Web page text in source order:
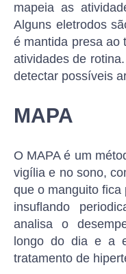
mapeia as
Alguns eletrodos
é mantida presa ao
atividades de
detectar possíveis
MAPA
O MAPA é um
vigília e no sono,
que o manguito fica
insuflando
analisa o
longo do dia e a
tratamento de